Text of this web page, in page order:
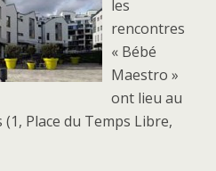
les
rencontres
« Bébé
Maestro »
ont lieu au
Place du Temps Libre,